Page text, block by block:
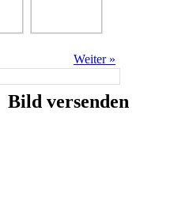
Weiter »
Bild versenden